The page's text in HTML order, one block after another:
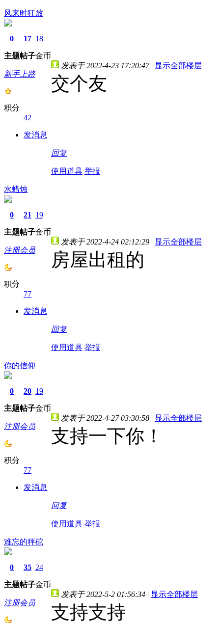
风来时狂放
0
主题
17
帖子
18
金币
新手上路
积分
42
发消息
发表于 2022-4-23 17:20:47 | 显示全部楼层
交个友
回复
使用道具 举报
水蜡烛
0
主题
21
帖子
19
金币
注册会员
积分
77
发消息
发表于 2022-4-24 02:12:29 | 显示全部楼层
房屋出租的
回复
使用道具 举报
你的信仰
0
主题
20
帖子
19
金币
注册会员
积分
77
发消息
发表于 2022-4-27 03:30:58 | 显示全部楼层
支持一下你！
回复
使用道具 举报
难忘的秤砣
0
主题
35
帖子
24
金币
注册会员
发表于 2022-5-2 01:56:34 | 显示全部楼层
支持支持